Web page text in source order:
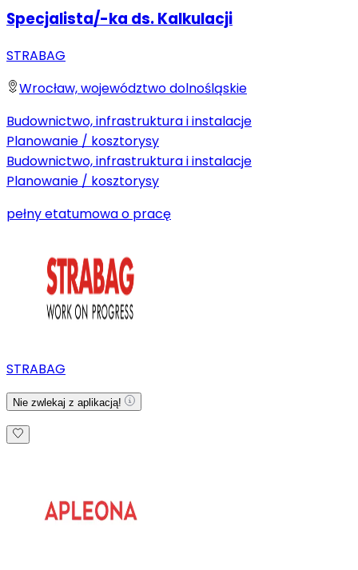
Specjalista/-ka ds. Kalkulacji
STRABAG
Wrocław, województwo dolnośląskie
Budownictwo, infrastruktura i instalacje
Planowanie / kosztorysy
Budownictwo, infrastruktura i instalacje
Planowanie / kosztorysy
pełny etatumowa o pracę
STRABAG
Nie zwlekaj z aplikacją!